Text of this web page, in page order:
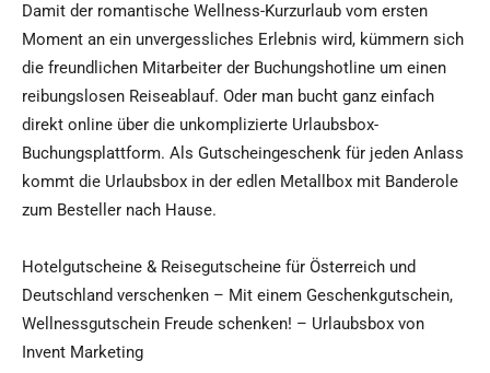
Damit der romantische Wellness-Kurzurlaub vom ersten
Moment an ein unvergessliches Erlebnis wird, kümmern sich
die freundlichen Mitarbeiter der Buchungshotline um einen
reibungslosen Reiseablauf. Oder man bucht ganz einfach
direkt online über die unkomplizierte Urlaubsbox-
Buchungsplattform. Als Gutscheingeschenk für jeden Anlass
kommt die Urlaubsbox in der edlen Metallbox mit Banderole
zum Besteller nach Hause.
Hotelgutscheine & Reisegutscheine für Österreich und
Deutschland verschenken – Mit einem Geschenkgutschein,
Wellnessgutschein Freude schenken! – Urlaubsbox von
Invent Marketing